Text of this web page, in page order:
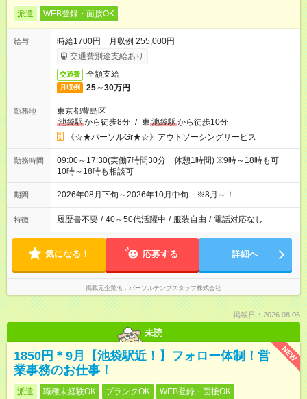
派遣 WEB登録・面接OK
給与
時給1700円 月収例 255,000円
交通費別途支給あり
交通費 全額支給
月収例 25～30万円
勤務地
東京都豊島区
池袋駅から徒歩8分 / 東 池袋駅から徒歩10分
《☆★パーソルGr★☆》アウトソーシングサービス
勤務時間
09:00～17:30(実働7時間30分 休憩1時間) ※9時～18時も可
10時～18時も相談可
期間 2026年08月下旬～2026年10月中旬 ※8月～！
特徴 履歴書不要 / 40～50代活躍中 / 服装自由 / 電話対応なし
気になる！ 応募する 詳細へ
掲載元企業名 パーソルテンプスタッフ株式会社
掲載日：2026.08.06
未読
NEW
1850円＊9月【池袋駅近！】フォロー体制！営
業事務のお仕事！
派遣 職種未経験OK ブランクOK WEB登録・面接OK